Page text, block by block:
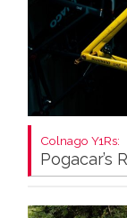
Colnago Y1Rs:
Pogacar’s